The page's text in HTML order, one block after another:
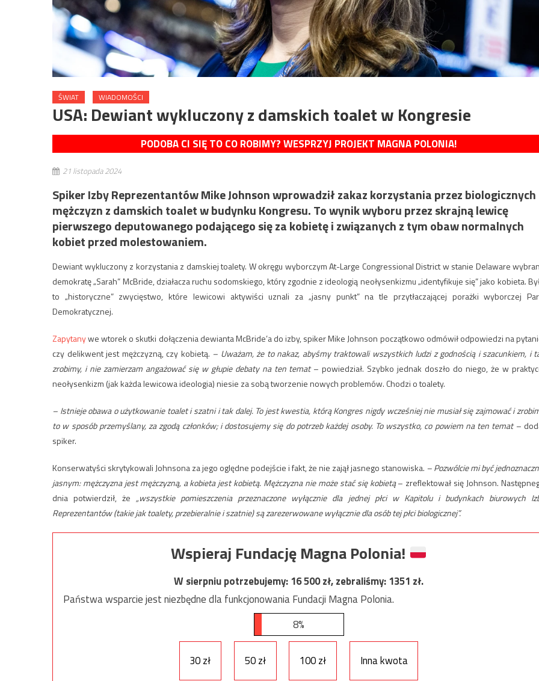
ŚWIAT WIADOMOŚCI
USA: Dewiant wykluczony z damskich toalet w Kongresie
PODOBA CI SIĘ TO CO ROBIMY? WESPRZYJ PROJEKT MAGNA POLONIA!
21 listopada 2024
Spiker Izby Reprezentantów Mike Johnson wprowadził zakaz korzystania przez biologicznych
mężczyzn z damskich toalet w budynku Kongresu. To wynik wyboru przez skrajną lewicę
pierwszego deputowanego podającego się za kobietę i związanych z tym obaw normalnych
kobiet przed molestowaniem.
Dewiant wykluczony z korzystania z damskiej toalety. W okręgu wyborczym At-Large Congressional District w stanie Delaware
demokratę „Sarah” McBride, działacza ruchu sodomskiego, który zgodnie z ideologią neołysenkizmu „identyfikuje się” jako kobieta.
to „historyczne” zwycięstwo, które lewicowi aktywiści uznali za „jasny punkt” na tle przytłaczającej porażki wyborczej
Demokratycznej.
Zapytanywe wtorek o skutki dołączenia dewianta McBride’a do izby, spiker Mike Johnson początkowo odmówił odpowiedzi na
czy delikwent jest mężczyzną, czy kobietą. – Uważam, że to nakaz, abyśmy traktowali wszystkich ludzi z godnością i szacunkiem, i
zrobimy, i nie zamierzam angażować się w głupie debaty na ten temat– powiedział. Szybko jednak doszło do niego, że w
neołysenkizm (jak każda lewicowa ideologia) niesie za sobą tworzenie nowych problemów. Chodzi o toalety.
– Istnieje obawa o użytkowanie toalet i szatni i tak dalej. To jest kwestia, którą Kongres nigdy wcześniej nie musiał się zajmować i
to w sposób przemyślany, za zgodą członków; i dostosujemy się do potrzeb każdej osoby. To wszystko, co powiem na ten temat–
spiker.
Konserwatyści skrytykowali Johnsona za jego oględne podejście i fakt, że nie zajął jasnego stanowiska. – Pozwólcie mi być
jasnym: mężczyzna jest mężczyzną, a kobieta jest kobietą. Mężczyzna nie może stać się kobietą– zreflektował się Johnson.
dnia potwierdził, że „wszystkie pomieszczenia przeznaczone wyłącznie dla jednej płci w Kapitolu i budynkach biurowych
Reprezentantów (takie jak toalety, przebieralnie i szatnie) są zarezerwowane wyłącznie dla osób tej płci biologicznej”.
Wspieraj Fundację Magna Polonia!
W sierpniu potrzebujemy:16 500zł, zebraliśmy:1351 zł.
Państwa wsparcie jest niezbędne dla funkcjonowania Fundacji Magna Polonia.
8%
30 zł 50 zł 100 zł
Inna kwota